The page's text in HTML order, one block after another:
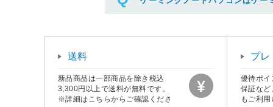
送料
新品商品は一部商品を除き税込
3,300円以上で送料が無料です。
※詳細はこちらからご確認くださ
プレ
優待ポイ
保証など
もご利